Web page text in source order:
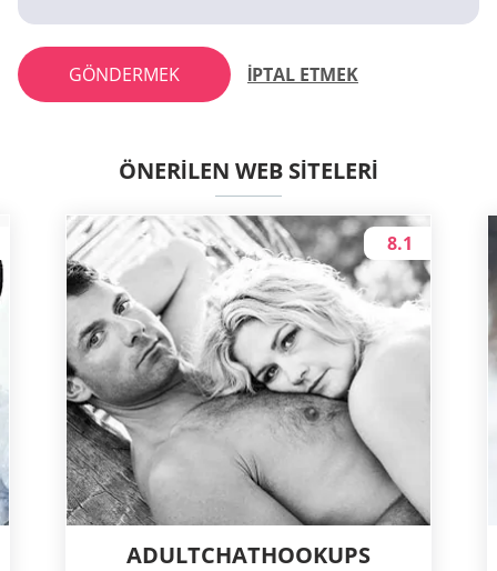
GÖNDERMEK İPTAL ETMEK
ÖNERILEN WEB SITELERI
ADULTCHATHOOKUPS
8.1